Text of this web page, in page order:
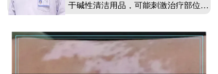
于碱性清洁用品，可能刺激治疗部位产
且立即用清水冲净，多半不影响疗效不
过要是接触时间较长或出现明显红肿，
灼热感应及时联系医生治疗后皮肤屏障
暂时变弱，提议二十四小时内尽量躲开